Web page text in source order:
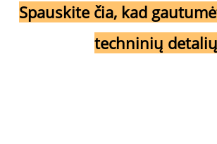
Spauskite čia, kad
techninių detalių